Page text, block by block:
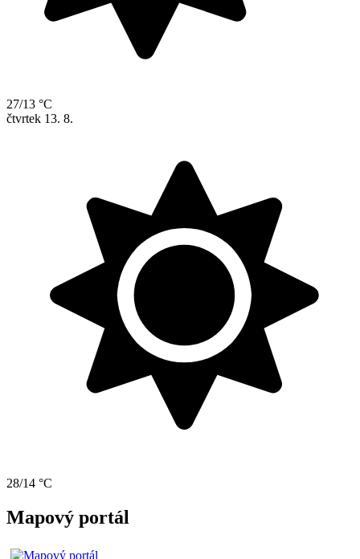
27/13 °C
čtvrtek 13. 8.
28/14 °C
Mapový portál